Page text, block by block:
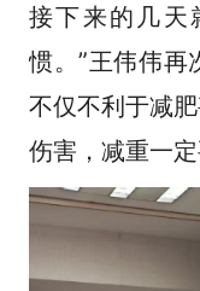
接下来的几天
惯。”王伟伟再
不仅不利于减
伤害，减重一